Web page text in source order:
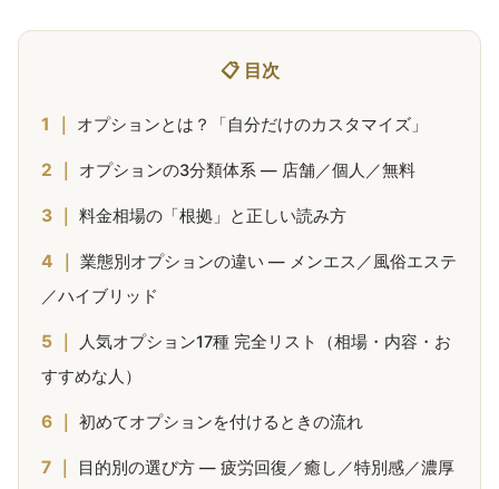
📋 目次
オプションとは？「自分だけのカスタマイズ」
オプションの3分類体系 — 店舗／個人／無料
料金相場の「根拠」と正しい読み方
業態別オプションの違い — メンエス／風俗エステ
／ハイブリッド
人気オプション17種 完全リスト（相場・内容・お
すすめな人）
初めてオプションを付けるときの流れ
目的別の選び方 — 疲労回復／癒し／特別感／濃厚